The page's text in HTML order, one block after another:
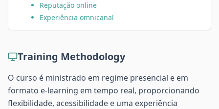
Reputação online
Experiência omnicanal
Training Methodology
O curso é ministrado em regime presencial e em
formato e-learning em tempo real, proporcionando
flexibilidade, acessibilidade e uma experiência